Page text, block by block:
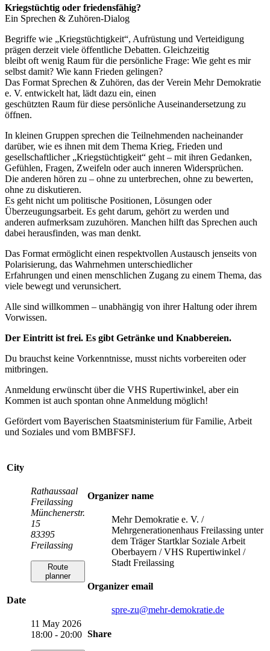
Kriegstüchtig oder friedensfähig?
Ein Sprechen & Zuhören-Dialog
Begriffe wie „Kriegstüchtigkeit“, Aufrüstung und Verteidigung
prägen derzeit viele öffentliche Debatten. Gleichzeitig
bleibt oft wenig Raum für die persönliche Frage: Wie geht es mir
selbst damit? Wie kann Frieden gelingen?
Das Format Sprechen & Zuhören, das der Verein Mehr Demokratie
e. V. entwickelt hat, lädt dazu ein, einen
geschützten Raum für diese persönliche Auseinandersetzung zu
öffnen.
In kleinen Gruppen sprechen die Teilnehmenden nacheinander
darüber, wie es ihnen mit dem Thema Krieg, Frieden und
gesellschaftlicher „Kriegstüchtigkeit“ geht – mit ihren Gedanken,
Gefühlen, Fragen, Zweifeln oder auch inneren Widersprüchen.
Die anderen hören zu – ohne zu unterbrechen, ohne zu bewerten,
ohne zu diskutieren.
Es geht nicht um politische Positionen, Lösungen oder
Überzeugungsarbeit. Es geht darum, gehört zu werden und
anderen aufmerksam zuzuhören. Manchen hilft das Sprechen auch
dabei herausfinden, was man denkt.
Das Format ermöglicht einen respektvollen Austausch jenseits von
Polarisierung, das Wahrnehmen unterschiedlicher
Erfahrungen und einen menschlichen Zugang zu einem Thema, das
viele bewegt und verunsichert.
Alle sind willkommen – unabhängig von ihrer Haltung oder ihrem
Vorwissen.
Der Eintritt ist frei. Es gibt Getränke und Knabbereien.
Du brauchst keine Vorkenntnisse, musst nichts vorbereiten oder
mitbringen.
Anmeldung erwünscht über die VHS Rupertiwinkel, aber ein
Kommen ist auch spontan ohne Anmeldung möglich!
Gefördert vom Bayerischen Staatsministerium für Familie, Arbeit
und Soziales und vom BMBFSFJ.
City
Rathaussaal
Freilassing
Münchenerstr.
15
83395
Freilassing
Route
planner
Date
11 May 2026
18:00 - 20:00
Organizer name
Mehr Demokratie e. V. /
Mehrgenerationenhaus Freilassing unter
dem Träger Startklar Soziale Arbeit
Oberbayern / VHS Rupertiwinkel /
Stadt Freilassing
Organizer email
spre-zu@mehr-demokratie.de
Share